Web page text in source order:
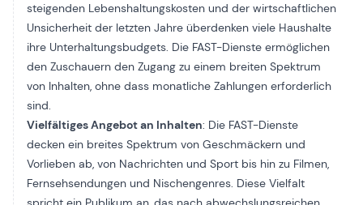
steigenden Lebenshaltungskosten und der wirtschaftlichen
Unsicherheit der letzten Jahre überdenken viele Haushalte
ihre Unterhaltungsbudgets. Die FAST-Dienste ermöglichen
den Zuschauern den Zugang zu einem breiten Spektrum
von Inhalten, ohne dass monatliche Zahlungen erforderlich
sind.
Vielfältiges Angebot an Inhalten: Die FAST-Dienste
decken ein breites Spektrum von Geschmäckern und
Vorlieben ab, von Nachrichten und Sport bis hin zu Filmen,
Fernsehsendungen und Nischengenres. Diese Vielfalt